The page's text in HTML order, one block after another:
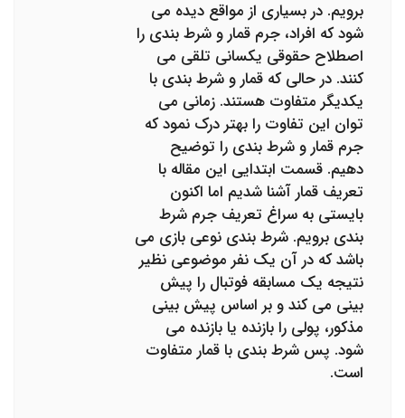
برویم. در بسیاری از مواقع دیده می
شود که افراد، جرم قمار و شرط بندی را
اصطلاح حقوقی یکسانی تلقی می
کنند. در حالی که قمار و شرط بندی با
یکدیگر متفاوت هستند. زمانی می
توان این تفاوت را بهتر درک نمود که
جرم قمار و شرط بندی را توضیح
دهیم. قسمت ابتدایی این مقاله با
تعریف قمار آشنا شدیم اما اکنون
بایستی به سراغ تعریف جرم شرط
بندی برویم. شرط بندی نوعی بازی می
باشد که در آن یک نفر موضوعی نظیر
نتیجه یک مسابقه فوتبال را پیش
بینی می کند و بر اساس پیش بینی
مذکور، پولی را بازنده یا بازنده می
شود. پس شرط بندی با قمار متفاوت
است.